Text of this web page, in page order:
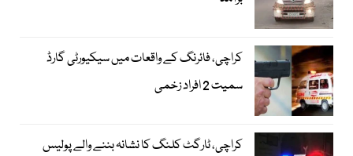
کراچی، فائرنگ کے واقعات میں سیکیورٹی گارڈ
سمیت 2 افراد زخمی
کراچی، ٹارگٹ کلنگ کا نشانہ بننے والے پولیس